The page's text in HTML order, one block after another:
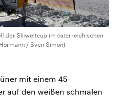
der Skiweltcup im österreichischen
/ Sven Simon)
mit einem 45
auf den weißen schmalen